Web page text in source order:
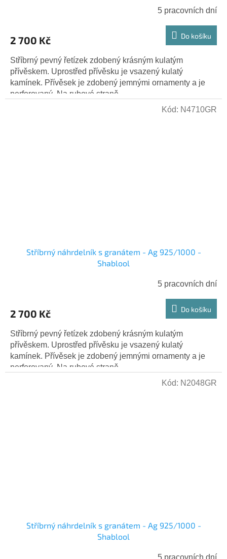
5 pracovních dní
2 700 Kč Do košíku
Stříbrný pevný řetízek zdobený krásným kulatým
přívěskem. Uprostřed přívěsku je vsazený kulatý
kamínek. Přívěsek je zdobený jemnými ornamenty a je
perforovaný. Na rubové straně...
Stříbrný náhrdelník s granátem - Ag 925/1000 -
Shablool
5 pracovních dní
2 700 Kč Do košíku
Stříbrný pevný řetízek zdobený krásným kulatým
přívěskem. Uprostřed přívěsku je vsazený kulatý
kamínek. Přívěsek je zdobený jemnými ornamenty a je
perforovaný. Na rubové straně...
Kód: N4710GR
Stříbrný náhrdelník s granátem - Ag 925/1000 -
Shablool
Kód: N2048GR